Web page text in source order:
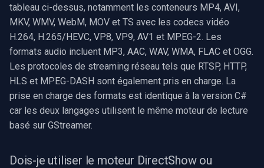
tableau ci-dessus, notamment les conteneurs MP4, AVI,
MKV, WMV, WebM, MOV et TS avec les codecs vidéo
H.264, H.265/HEVC, VP8, VP9, AV1 et MPEG-2. Les
formats audio incluent MP3, AAC, WAV, WMA, FLAC et OGG.
Les protocoles de streaming réseau tels que RTSP, HTTP,
HLS et MPEG-DASH sont également pris en charge. La
prise en charge des formats est identique à la version C#
car les deux langages utilisent le même moteur de lecture
basé sur GStreamer.
Dois-je utiliser le moteur DirectShow ou